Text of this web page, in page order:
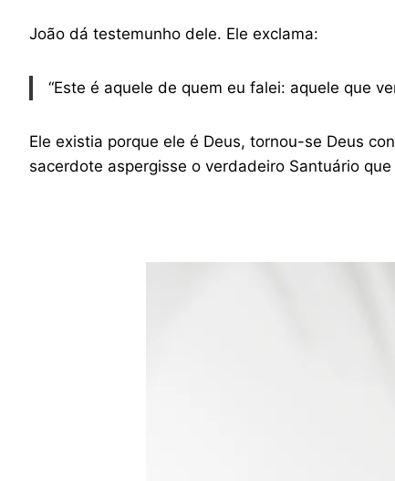
João dá testemunho dele. Ele exclama:
“Este é aquele de quem eu falei: aquele que
Ele existia porque ele é Deus, tornou-se Deus
sacerdote aspergisse o verdadeiro Santuário